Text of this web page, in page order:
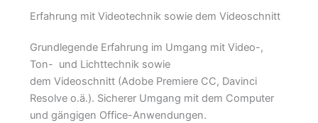
Erfahrung mit Videotechnik sowie dem Videoschnitt
Grundlegende Erfahrung im Umgang mit Video-,
Ton- und Lichttechnik sowie
dem Videoschnitt (Adobe Premiere CC, Davinci
Resolve o.ä.). Sicherer Umgang mit dem Computer
und gängigen Office-Anwendungen.